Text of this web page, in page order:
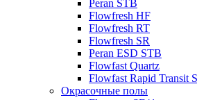
Peran STB
Flowfresh HF
Flowfresh RT
Flowfresh SR
Peran ESD STB
Flowfast Quartz
Flowfast Rapid Transit
Окрасочные полы